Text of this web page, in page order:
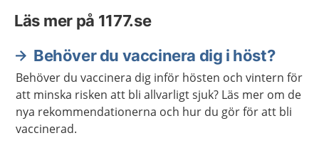
Läs mer på 1177.se
Behöver du vaccinera dig i höst?
Behöver du vaccinera dig inför hösten och vintern för
att minska risken att bli allvarligt sjuk? Läs mer om de
nya rekommendationerna och hur du gör för att bli
vaccinerad.